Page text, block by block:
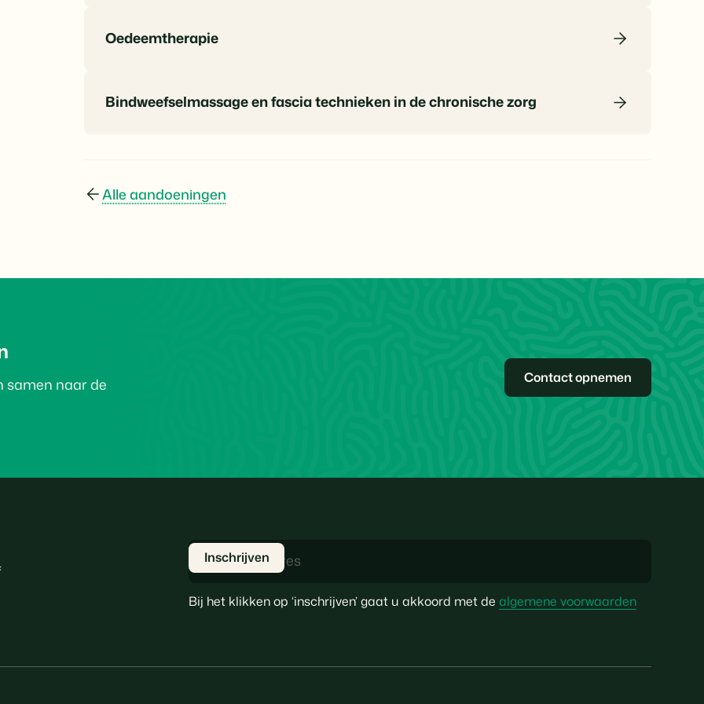
Oedeemtherapie
Bindweefselmassage en fascia technieken in de chronische zorg
Alle aandoeningen
samen naar de
Contact opnemen
Bij het klikken op ‘inschrijven’ gaat u akkoord met de algemene voorwaarden